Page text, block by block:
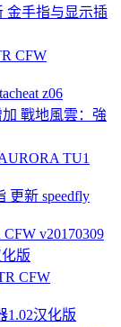
金手指与显示插
CFW
z06
加 戰地風雲：強
TU1
更新 speedfly
v20170309
版
CFW
1.02汉化版